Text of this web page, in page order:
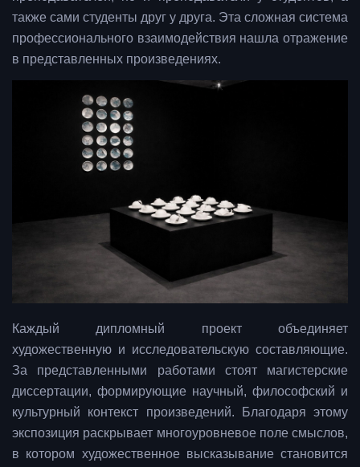
также сами студенты друг у друга. Эта сложная система
профессионального взаимодействия нашла отражение
в представленных произведениях.
Каждый дипломный проект объединяет
художественную и исследовательскую составляющие.
За представленными работами стоят магистерские
диссертации, формирующие научный, философский и
культурный контекст произведений. Благодаря этому
экспозиция раскрывает многоуровневое поле смыслов,
в котором художественное высказывание становится